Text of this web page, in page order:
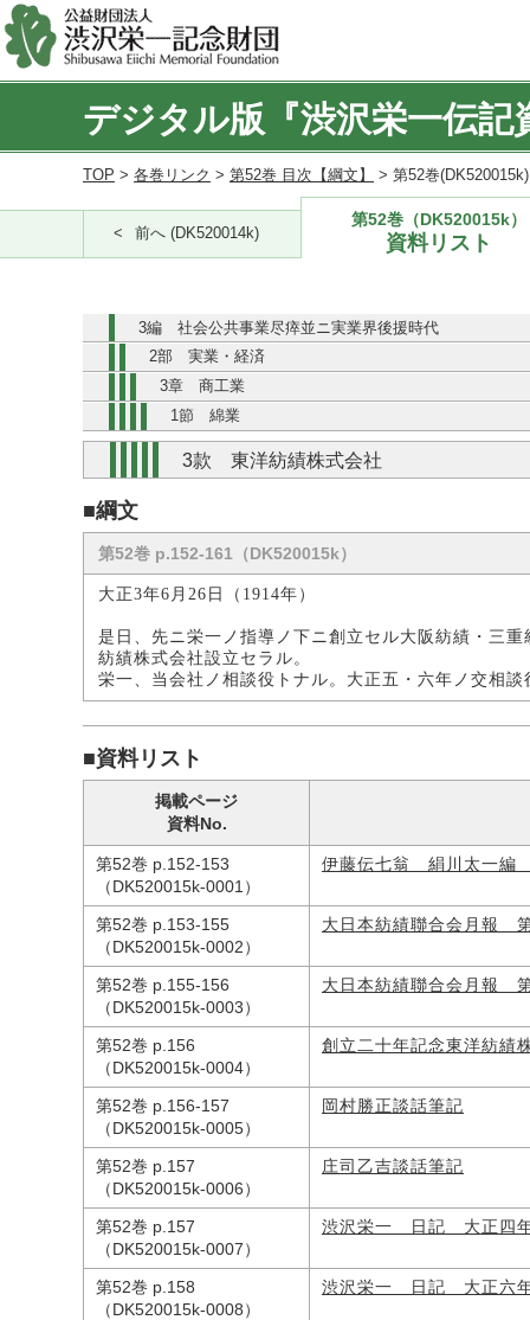
デジタル版『渋沢栄一伝記
TOP > 各巻リンク > 第52巻 目次【綱文】 > 第52巻
前へ (DK520014k)
第52巻（DK520015k）
資料リスト
3編 社会公共事業尽瘁並ニ実業界後援時代
2部 実業・経済
3章 商工業
1節 綿業
3款 東洋紡績株式会社
■綱文
第52巻 p.152-161（DK520015k）
大正3年6月26日（1914年）
是日、先ニ栄一ノ指導ノ下ニ創立セル大阪紡績・三
紡績株式会社設立セラル。
栄一、当会社ノ相談役トナル。大正五・六年ノ交相
■資料リスト
掲載ページ
資料No.
第52巻 p.152-153
（DK520015k-0001）
伊藤伝七翁 絹川太一編
第52巻 p.153-155
（DK520015k-0002）
大日本紡績聯合会月報
第52巻 p.155-156
（DK520015k-0003）
大日本紡績聯合会月報
第52巻 p.156
（DK520015k-0004）
創立二十年記念東洋紡
第52巻 p.156-157
（DK520015k-0005）
岡村勝正談話筆記
第52巻 p.157
（DK520015k-0006）
庄司乙吉談話筆記
第52巻 p.157
（DK520015k-0007）
渋沢栄一 日記 大正四
第52巻 p.158
（DK520015k-0008）
渋沢栄一 日記 大正六